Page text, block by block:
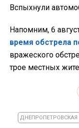
Вспыхнули
Напомним, 6
время обстрела
вражеского
трое местных
ДНЕПРОПЕТРОВСКАЯ